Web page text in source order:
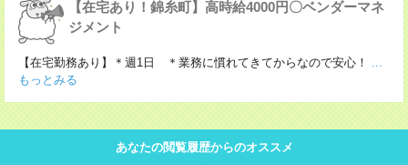
【在宅あり！錦糸町】高時給4000円〇ベンダーマネ
ジメント
【在宅勤務あり】＊週1日 ＊業務に慣れてきてからなので安心！
...
もっとみる
あなたの閲覧履歴からのオススメ